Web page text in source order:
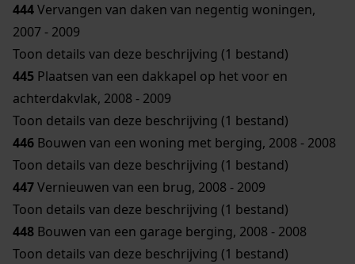
444Vervangen van daken van negentig woningen,
2007 - 2009
Toon details van deze beschrijving (1 bestand)
445 Plaatsen van een dakkapel op het voor en
achterdakvlak, 2008 - 2009
Toon details van deze beschrijving (1 bestand)
446 Bouwen van een woning met berging, 2008 - 2008
Toon details van deze beschrijving (1 bestand)
447Vernieuwen van een brug, 2008 - 2009
Toon details van deze beschrijving (1 bestand)
448 Bouwen van een garage berging, 2008 - 2008
Toon details van deze beschrijving (1 bestand)